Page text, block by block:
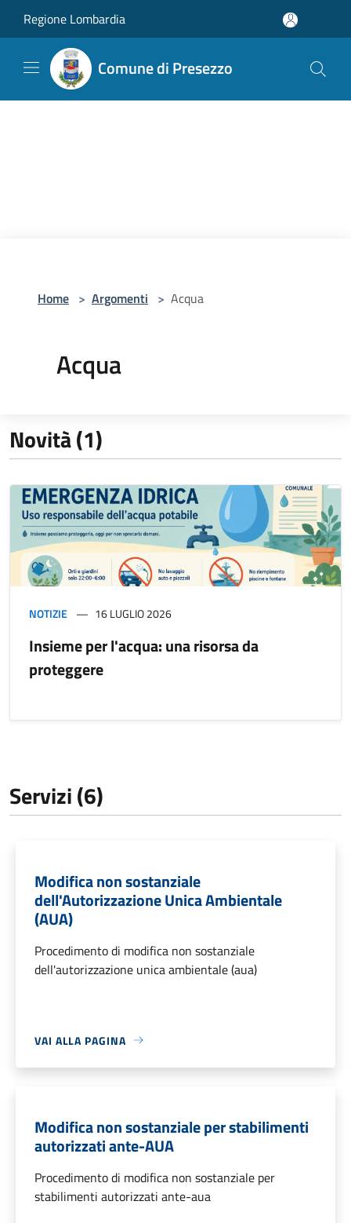
Regione Lombardia
Comune di Presezzo
Home > Argomenti > Acqua
Acqua
Novità (1)
NOTIZIE 16 LUGLIO 2026
Insieme per l'acqua: una risorsa da
proteggere
Servizi (6)
Modifica non sostanziale
dell'Autorizzazione Unica Ambientale
(AUA)
Procedimento di modifica non sostanziale
dell'autorizzazione unica ambientale (aua)
VAI ALLA PAGINA
Modifica non sostanziale per stabilimenti
autorizzati ante-AUA
Procedimento di modifica non sostanziale per
stabilimenti autorizzati ante-aua